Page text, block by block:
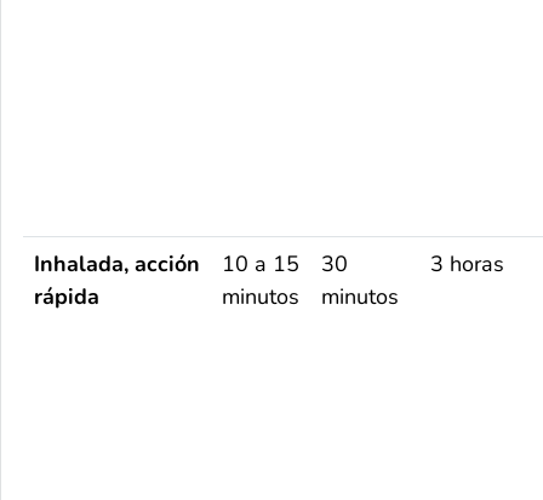
Inhalada, acción
rápida
10 a 15
minutos
30
minutos
3 horas